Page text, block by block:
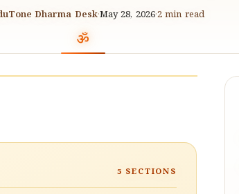
Dharma Desk·May 28, 2026·2 min read
5 SECTIONS